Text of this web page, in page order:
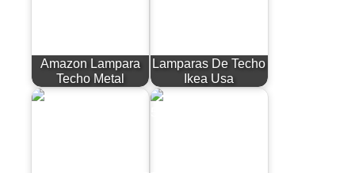
Amazon Lampara
Techo Metal
Lamparas De Techo
Ikea Usa